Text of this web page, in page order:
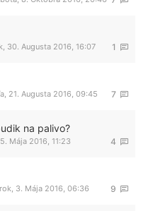
1
30. Augusta 2016, 16:07
7
21. Augusta 2016, 09:45
na palivo?
4
Mája 2016, 11:23
9
3. Mája 2016, 06:36